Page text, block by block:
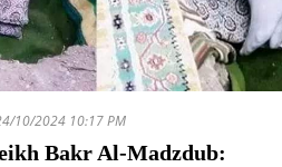
10/2024 10:17 PM
Bakr Al-Madzdub: